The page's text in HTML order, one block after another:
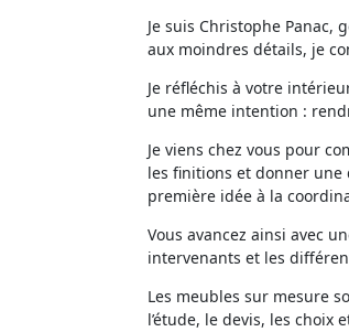
Je suis Christophe Panac,
aux moindres détails, je
Je réfléchis à votre
une même intention :
Je viens chez vous pour
les finitions et donner une
première idée à la
Vous avancez ainsi avec
intervenants et les
Les meubles sur mesure
l’étude, le devis, les choix